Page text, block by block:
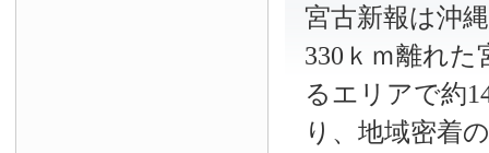
宮古新報は沖
330ｋｍ離れ
るエリアで約
り、地域密着